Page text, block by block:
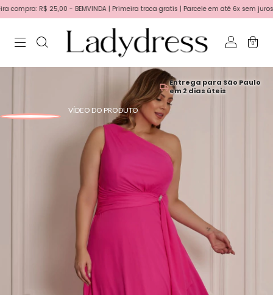
R$ 25,00 - BEMVINDA | Primeira troca gratis | Parcele em até 6x sem juros no
0
Entrega para São Paulo
em 2 dias úteis